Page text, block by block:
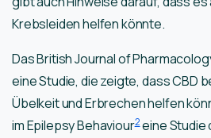
Krebsleiden helfen könnte.
Das British Journal of
eine Studie, die zeigte, dass CBD
Übelkeit und Erbrechen helfen
im Epilepsy Behaviour2eine Studie